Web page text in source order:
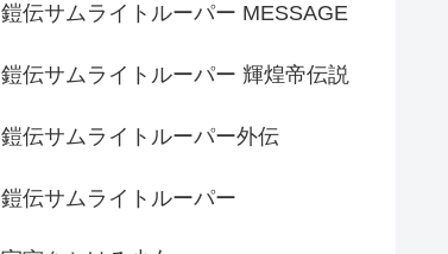
鎧伝サムライトルーパー MESSAGE
鎧伝サムライトルーパー 輝煌帝伝説
鎧伝サムライトルーパー外伝
鎧伝サムライトルーパー